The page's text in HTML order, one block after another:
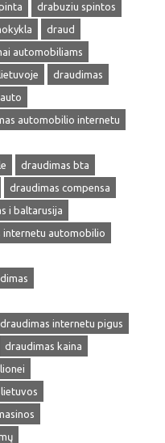
drabuziu spintos
draud
automobiliams
draudimas
automobilio internetu
draudimas bta
draudimas compensa
i baltarusija
internetu automobilio
draudimas internetu pigus
draudimas kaina